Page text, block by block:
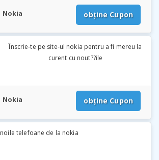
Nokia obține Cupon
Înscrie-te pe site-ul nokia pentru a fi mereu la
curent cu nout??ile
Nokia obține Cupon
noile telefoane de la nokia